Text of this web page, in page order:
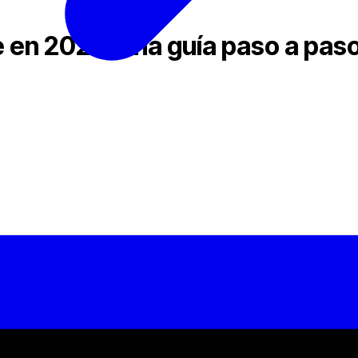
2023: una guía paso a